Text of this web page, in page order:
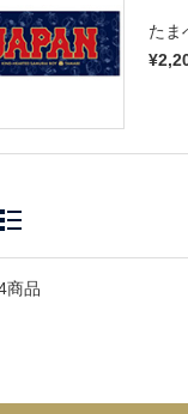
た
商品